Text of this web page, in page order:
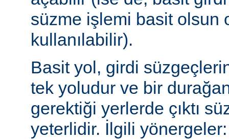
süzme işlemi basit olsun
kullanılabilir).
Basit yol, girdi
tek yoludur ve bir
gerektiği yerlerde çıktı
yeterlidir. İlgili